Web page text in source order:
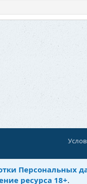
2026Персональных
ресурса 18+.